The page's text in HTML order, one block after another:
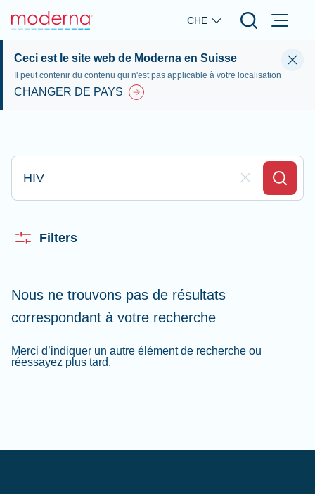
Skip to main content
CHE
Ceci est le site web de Moderna en Suisse
Il peut contenir du contenu qui n'est pas applicable à votre localisation
CHANGER DE PAYS
Appez ici pour rechercher
Clear Field
Search
Filters
Nous ne trouvons pas de résultats
correspondant à votre recherche
Merci d’indiquer un autre élément de recherche ou
réessayez plus tard.